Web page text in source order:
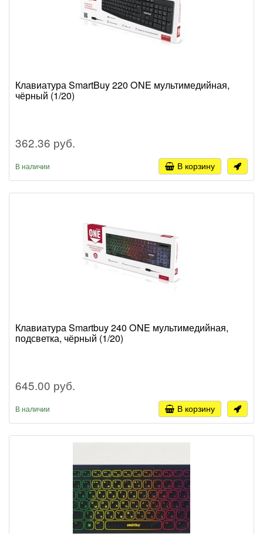
Клавиатура SmartBuy 220 ONE мультимедийная,
чёрный (1/20)
362.36 руб.
В наличии В корзину
Клавиатура Smartbuy 240 ONE мультимедийная,
подсветка, чёрный (1/20)
645.00 руб.
В наличии В корзину